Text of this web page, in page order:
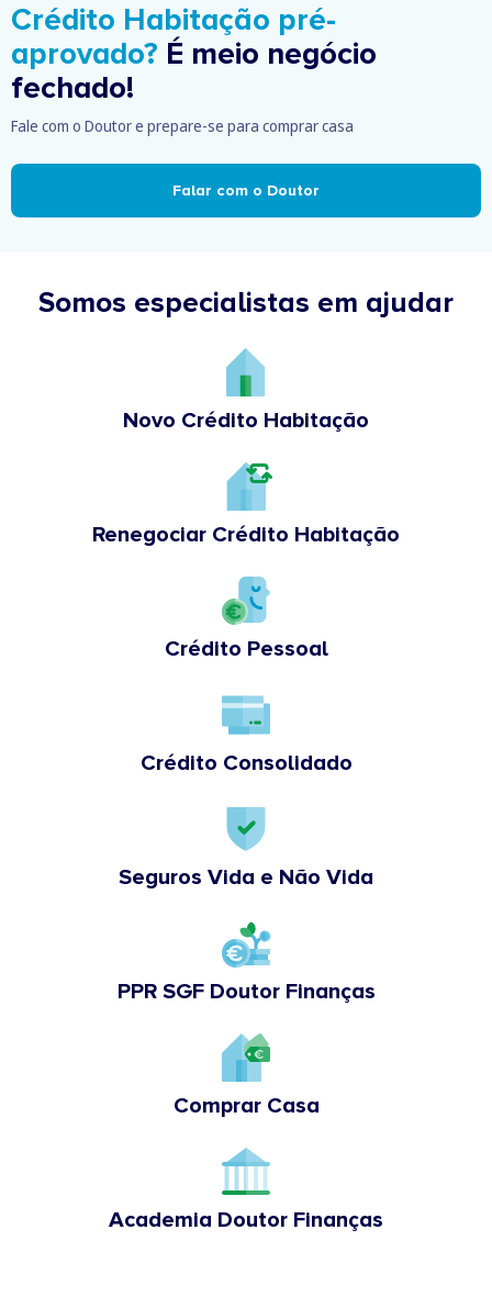
Crédito Habitação pré-
aprovado? É meio negócio
fechado!
Fale com o Doutor e prepare-se para comprar casa
Falar com o Doutor
Somos especialistas em ajudar
Novo Crédito Habitação
Renegociar Crédito Habitação
Crédito Pessoal
Crédito Consolidado
Seguros Vida e Não Vida
PPR SGF Doutor Finanças
Comprar Casa
Academia Doutor Finanças